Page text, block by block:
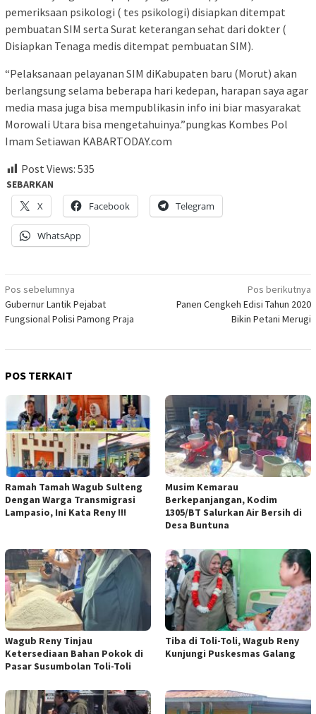
pemeriksaan psikologi ( tes psikologi) disiapkan ditempat
pembuatan SIM serta Surat keterangan sehat dari dokter (
Disiapkan Tenaga medis ditempat pembuatan SIM).
“Pelaksanaan pelayanan SIM diKabupaten baru (Morut) akan
berlangsung selama beberapa hari kedepan, harapan saya agar
media masa juga bisa mempublikasin info ini biar masyarakat
Morowali Utara bisa mengetahuinya.”pungkas Kombes Pol
Imam Setiawan KABARTODAY.com
Post Views: 535
SEBARKAN
X
Facebook Telegram
WhatsApp
Navigasi
pos
Pos sebelumnya
Gubernur Lantik Pejabat
Fungsional Polisi Pamong Praja
Pos berikutnya
Panen Cengkeh Edisi Tahun 2020
Bikin Petani Merugi
POS TERKAIT
Ramah Tamah Wagub Sulteng
Dengan Warga Transmigrasi
Lampasio, Ini Kata Reny !!!
Musim Kemarau
Berkepanjangan, Kodim
1305/BT Salurkan Air Bersih di
Desa Buntuna
Wagub Reny Tinjau
Ketersediaan Bahan Pokok di
Pasar Susumbolan Toli-Toli
Tiba di Toli-Toli, Wagub Reny
Kunjungi Puskesmas Galang